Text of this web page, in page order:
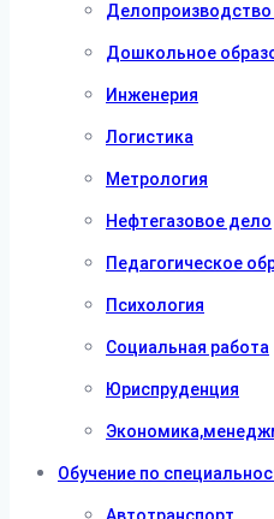
Делопроизводство
Дошкольное
Инженерия
Логистика
Метрология
Нефтегазовое дело
Педагогическое
Психология
Социальная работа
Юриспруденция
Обучение по